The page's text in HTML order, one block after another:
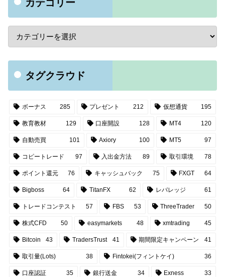
カテゴリー
タグクラウド
ボーナス 285 プレゼント 212 仮想通貨 195
教育教材 129 口座開設 128 MT4 120
自動売買 101 Axiory 100 MT5 97
コピートレード 97 入出金方法 89 取引環境 78
ポイント還元 76 キャッシュバック 75 FXGT 64
Bigboss 64 TitanFX 62 レバレッジ 61
トレードコンテスト 57 FBS 53 ThreeTrader 50
株式CFD 50 easymarkets 48 xmtrading 45
Bitcoin 43 TradersTrust 41 期間限定キャンペーン 41
取引量(Lots) 38 Fintokei(フィントケイ) 36
口座認証 35 銀行送金 34 Exness 33